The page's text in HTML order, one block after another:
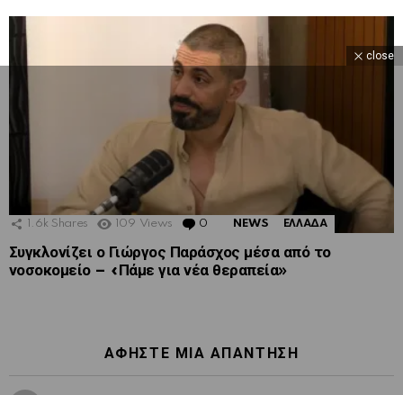
1.6k Shares 109 Views 0 Comments
NEWS ΕΛΛΑΔΑ
Συγκλονίζει ο Γιώργος Παράσχος μέσα από το
νοσοκομείο – «Πάμε για νέα θεραπεία»
ΑΦΉΣΤΕ ΜΙΑ ΑΠΆΝΤΗΣΗ
close